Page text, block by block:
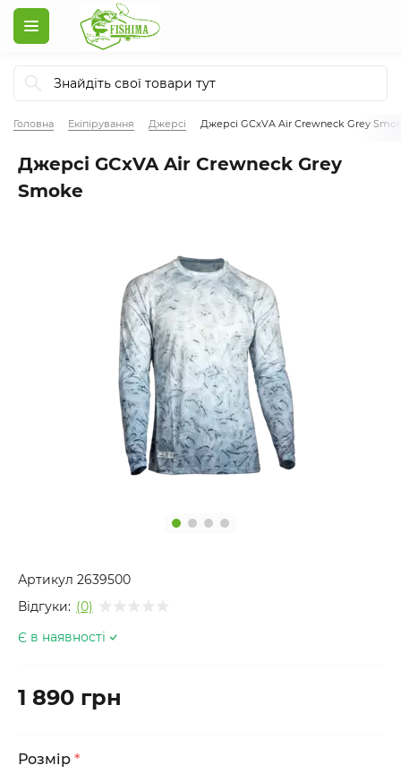
Головна Екіпірування Джерсі Джерсі GCxVA Air Crewneck Grey
Джерсі GCxVA Air Crewneck Grey
Smoke
Артикул 2639500
Відгуки: (0)
Є в наявності
1 890 грн
Розмір *